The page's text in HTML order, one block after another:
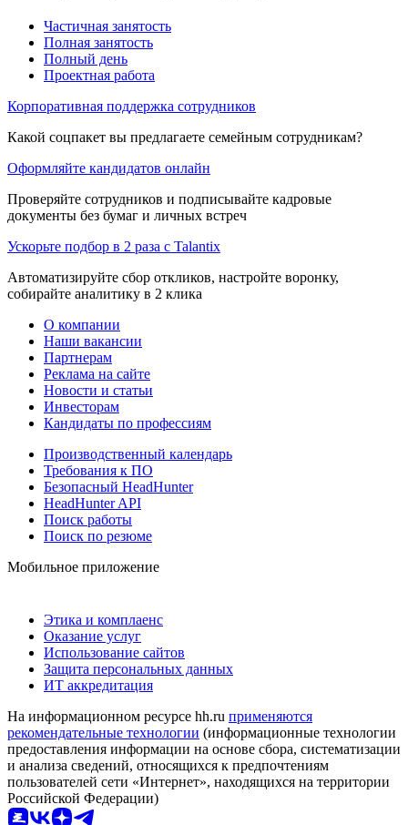
Частичная занятость
Полная занятость
Полный день
Проектная работа
Корпоративная поддержка сотрудников
Какой соцпакет вы предлагаете семейным сотрудникам?
Оформляйте кандидатов онлайн
Проверяйте сотрудников и подписывайте кадровые
документы без бумаг и личных встреч
Ускорьте подбор в 2 раза с Talantix
Автоматизируйте сбор откликов, настройте воронку,
собирайте аналитику в 2 клика
О компании
Наши вакансии
Партнерам
Реклама на сайте
Новости и статьи
Инвесторам
Кандидаты по профессиям
Производственный календарь
Требования к ПО
Безопасный HeadHunter
HeadHunter API
Поиск работы
Поиск по резюме
Мобильное приложение
Этика и комплаенс
Оказание услуг
Использование сайтов
Защита персональных данных
ИТ аккредитация
На информационном ресурсе hh.ru применяются
рекомендательные технологии (информационные технологии
предоставления информации на основе сбора, систематизации
и анализа сведений, относящихся к предпочтениям
пользователей сети «Интернет», находящихся на территории
Российской Федерации)